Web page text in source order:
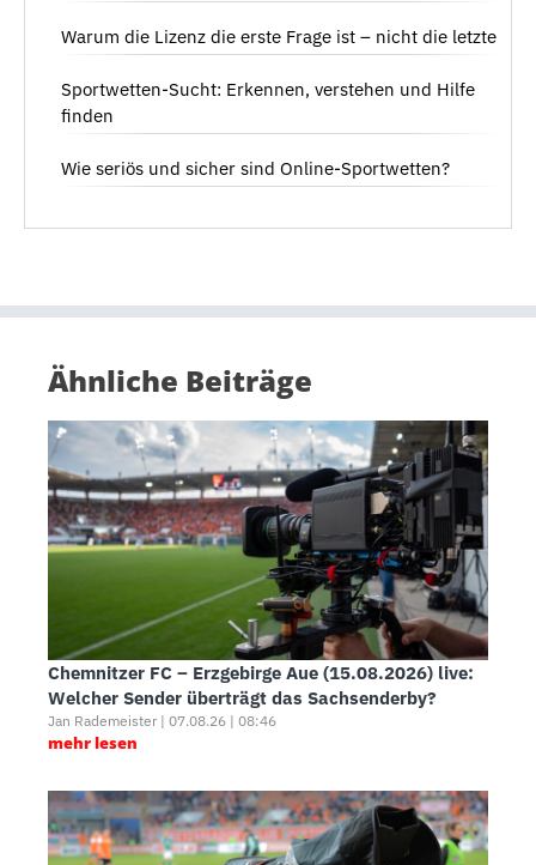
Warum die Lizenz die erste Frage ist – nicht die letzte
Sportwetten-Sucht: Erkennen, verstehen und Hilfe
finden
Wie seriös und sicher sind Online-Sportwetten?
Ähnliche Beiträge
Chemnitzer FC – Erzgebirge Aue (15.08.2026) live:
Welcher Sender überträgt das Sachsenderby?
Jan Rademeister | 07.08.26 | 08:46
mehr lesen